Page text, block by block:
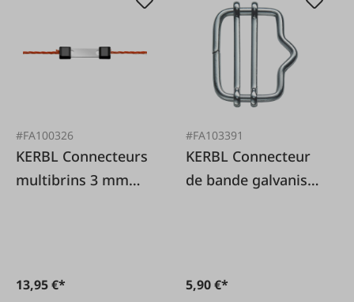
#FA100326
KERBL Connecteurs
multibrins 3 mm
13,95 €*
#FA103391
KERBL Connecteur
de bande galvanisé
5,90 €*